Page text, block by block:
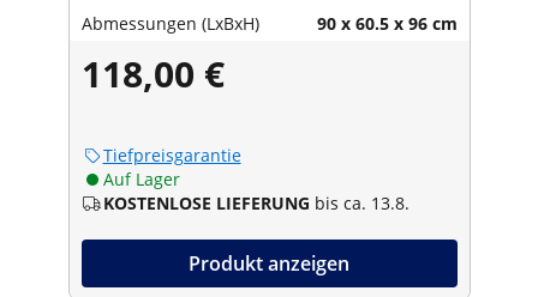
Abmessungen (LxBxH) 90 x 60.5 x 96 cm
118,00 €
Tiefpreisgarantie
Auf Lager
KOSTENLOSE LIEFERUNG bis ca. 13.8.
Produkt anzeigen